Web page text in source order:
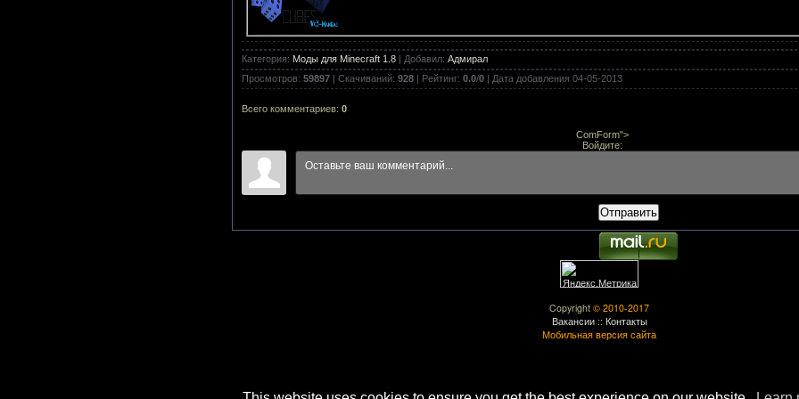
Полноценная карта 1.7.10 - 1.8.9
Мод на компьютер в Minecraft 1.8.9/1.8/1.7.10/1.7.2/1.6.4
Iron Chests - Прозрачные сундуки мод 1.8.9/1.8/1.7.10/1.7.2/1.6.4
Категория: Моды для Minecraft 1.8 | Добавил: Адмирал
Просмотров: 59897 | Скачиваний: 928 | Рейтинг: 0.0/0 | Дата добавления 04-05-2013
Всего комментариев: 0
ComForm">
Войдите:
Отправить
Copyright © 2010-2017
Вакансии:: Контакты
Мобильная версия сайта